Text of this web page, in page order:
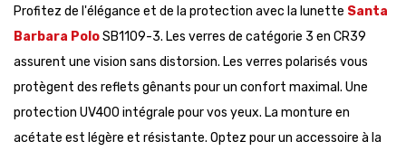
Profitez de l'élégance et de la protection avec la lunette Santa
Barbara PoloSB1109-3. Les verres de catégorie 3 en CR39
assurent une vision sans distorsion. Les verres polarisés vous
protègent des reflets gênants pour un confort maximal. Une
protection UV400 intégrale pour vos yeux. La monture en
acétate est légère et résistante. Optez pour un accessoire à la